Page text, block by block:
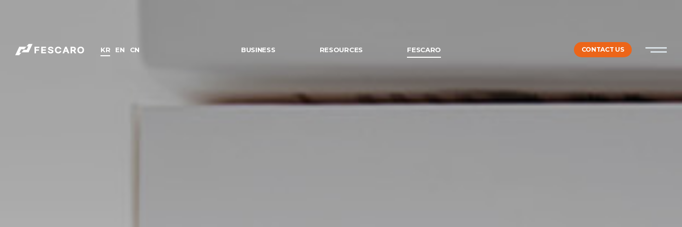
KR EN CN CONTACT US
BUSINESS RESOURCES FESCARO